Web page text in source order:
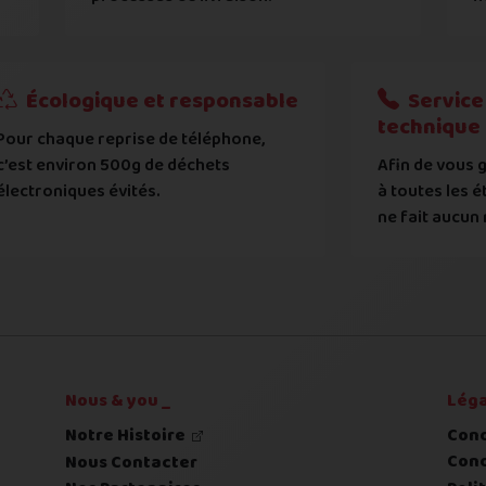
de votre appareil :
vérifié par notre atelier
et l'état expertisé fera l'objet d'une contre-
d'achat
Écologique et responsable
chaque reprise de téléphone,
environ 500g de déchets
évités.
Service
technique
Afin de vous
à toutes les
ne fait aucun
Nous & you _
Notre Histoire
Nous Contacter